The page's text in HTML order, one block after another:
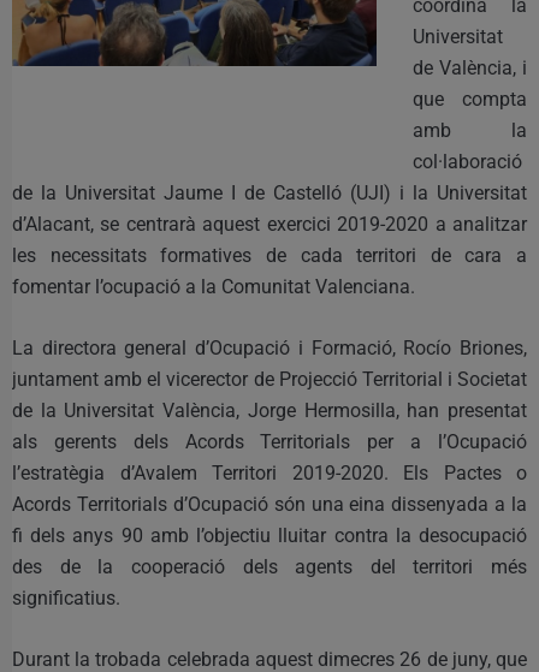
coordina la
Universitat
de València, i
que compta
amb la
col·laboració
de la Universitat Jaume I de Castelló (UJI) i la Universitat
d’Alacant, se centrarà aquest exercici 2019-2020 a analitzar
les necessitats formatives de cada territori de cara a
fomentar l’ocupació a la Comunitat Valenciana.
La directora general d’Ocupació i Formació, Rocío Briones,
juntament amb el vicerector de Projecció Territorial i Societat
de la Universitat València, Jorge Hermosilla, han presentat
als gerents dels Acords Territorials per a l’Ocupació
l’estratègia d’Avalem Territori 2019-2020. Els Pactes o
Acords Territorials d’Ocupació són una eina dissenyada a la
fi dels anys 90 amb l’objectiu lluitar contra la desocupació
des de la cooperació dels agents del territori més
significatius.
Durant la trobada celebrada aquest dimecres 26 de juny, que